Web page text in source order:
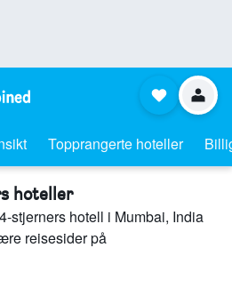
Topprangerte hoteller
hoteller
stjerners hotell i Mumbai, India
reisesider på